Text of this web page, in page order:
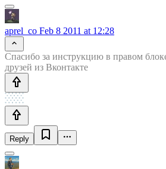
aprel_co Feb 8 2011 at 12:28
Спасибо за инструкцию в правом
друзей из Вконтакте
Reply